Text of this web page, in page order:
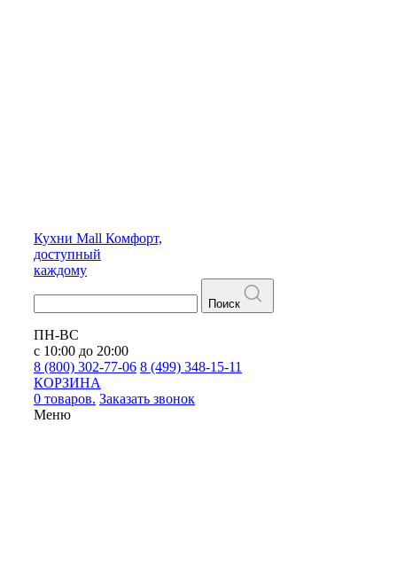
Кухни Mall Комфорт,
доступный
каждому
Поиск
ПН-ВС
с 10:00 до 20:00
8 (800) 302-77-06 8 (499) 348-15-11
КОРЗИНА
0 товаров. Заказать звонок
Меню